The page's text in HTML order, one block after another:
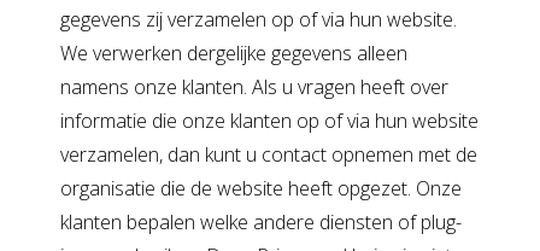
gegevens zij verzamelen op of via hun website.
We verwerken dergelijke gegevens alleen
namens onze klanten. Als u vragen heeft over
informatie die onze klanten op of via hun website
verzamelen, dan kunt u contact opnemen met de
organisatie die de website heeft opgezet. Onze
klanten bepalen welke andere diensten of plug-